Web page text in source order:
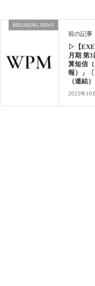
BREAKING NEWS
前の記事
▷【EXE
月期 第
算短信
報）」〔
（連結）
2025年10